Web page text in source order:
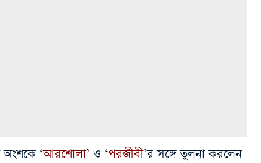
‘আরশোলা’ ও ‘পরজীবী’র সঙ্গে তুলনা করলেন